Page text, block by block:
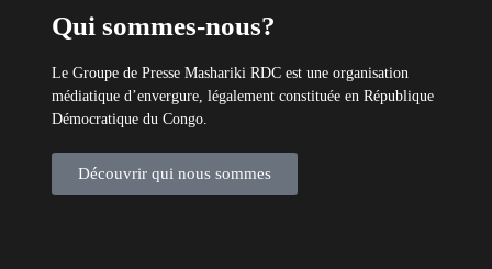
Qui sommes-nous?
Le Groupe de Presse Mashariki RDC est une organisation
médiatique d’envergure, légalement constituée en République
Démocratique du Congo.
Découvrir qui nous sommes